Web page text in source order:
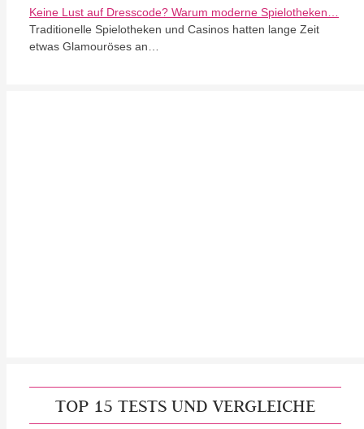
Keine Lust auf Dresscode? Warum moderne Spielotheken…
Traditionelle Spielotheken und Casinos hatten lange Zeit
etwas Glamouröses an…
TOP 15 TESTS UND VERGLEICHE